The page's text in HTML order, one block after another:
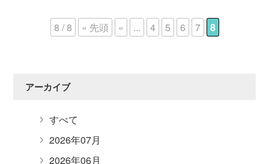
アーカイブ
すべて
2026年07月
2026年06月
8 / 8 « 先頭 « ... 4 5 6 7 8